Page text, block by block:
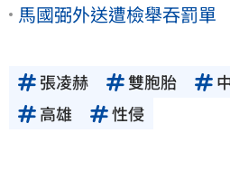
馬國弼外送遭檢舉吞罰
張凌赫 雙胞胎
高雄
性侵